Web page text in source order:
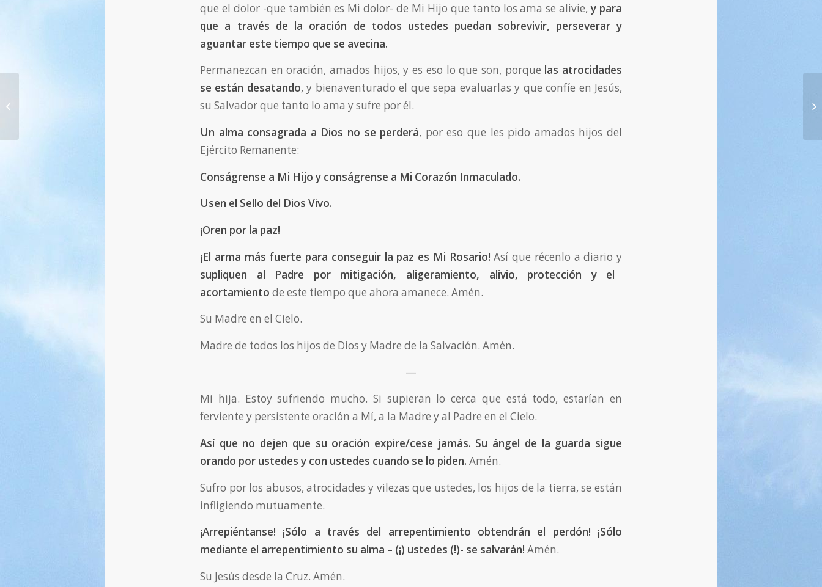
que el dolor -que también es Mi dolor- de Mi Hijo que tanto los ama se alivie,y para
que a través de la oración de todos ustedes puedan sobrevivir, perseverar y
aguantar este tiempo que se avecina.
Permanezcan en oración, amados hijos, y es eso lo que son, porque las atrocidades
se están desatando, y bienaventurado el que sepa evaluarlas y que confíe en Jesús,
su Salvador que tanto lo ama y sufre por él.
Un alma consagrada a Dios no se perderá, por eso que les pido amados hijos del
Ejército Remanente:
Conságrense a Mi Hijo y conságrense a Mi Corazón Inmaculado.
Usen el Sello del Dios Vivo.
¡Oren por la paz!
¡El arma más fuerte para conseguir la paz es Mi Rosario! Así que récenlo a diario y
supliquen al Padre por mitigación, aligeramiento, alivio, protección y el
acortamiento de este tiempo que ahora amanece. Amén.
Su Madre en el Cielo.
Madre de todos los hijos de Dios y Madre de la Salvación. Amén.
—
Mi hija. Estoy sufriendo mucho. Si supieran lo cerca que está todo, estarían en
ferviente y persistente oración a Mí, a la Madre y al Padre en el Cielo.
Así que no dejen que su oración expire/cese jamás. Su ángel de la guarda sigue
orando por ustedes y con ustedes cuando se lo piden. Amén.
Sufro por los abusos, atrocidades y vilezas que ustedes, los hijos de la tierra, se están
infligiendo mutuamente.
¡Arrepiéntanse! ¡Sólo a través del arrepentimiento obtendrán el perdón! ¡Sólo
mediante el arrepentimiento su alma – (¡) ustedes (!)- se salvarán! Amén.
Su Jesús desde la Cruz. Amén.